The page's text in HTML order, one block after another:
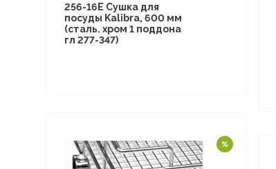
256-16E Сушка для
посуды Kalibra, 600 мм
(сталь. хром 1 поддона
гл 277-347)